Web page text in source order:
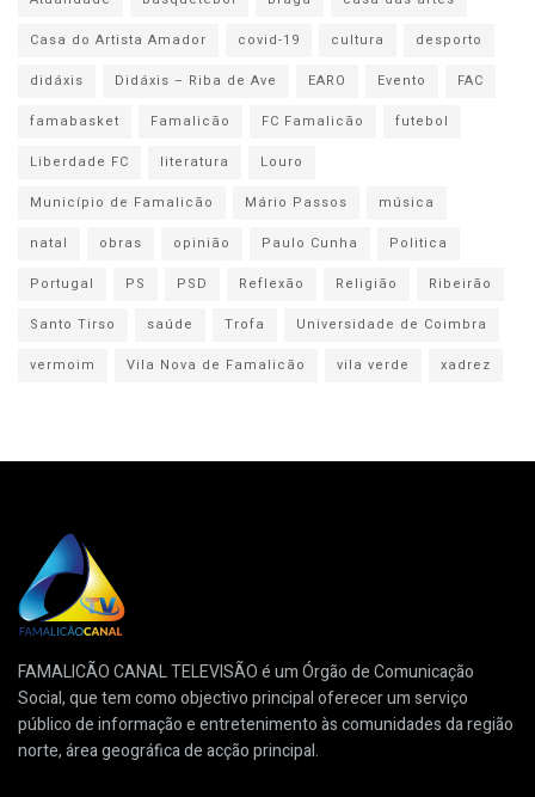
Casa do Artista Amador
covid-19 cultura
desporto
didáxis
Didáxis – Riba de Ave EARO Evento
FAC
famabasket
Famalicão FC Famalicão
futebol
Liberdade FC
literatura
Louro
Município de Famalicão
Mário Passos
música
natal
obras opinião Paulo Cunha
Politica
Portugal
PS PSD Reflexão Religião
Ribeirão
Santo Tirso
saúde Trofa
Universidade de Coimbra
vermoim
Vila Nova de Famalicão vila verde xadrez
FAMALICÃO CANAL TELEVISÃO é um Órgão de Comunicação
Social, que tem como objectivo principal oferecer um serviço
público de informação e entretenimento às comunidades da região
norte, área geográfica de acção principal.